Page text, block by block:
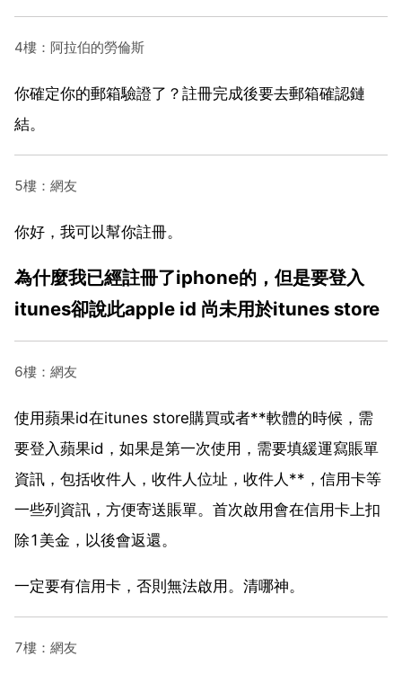
4樓：阿拉伯的勞倫斯
你確定你的郵箱驗證了？註冊完成後要去郵箱確認鏈
結。
5樓：網友
你好，我可以幫你註冊。
為什麼我已經註冊了iphone的，但是要登入
itunes卻說此apple id 尚未用於itunes store
6樓：網友
使用蘋果id在itunes store購買或者**軟體的時候，需
要登入蘋果id，如果是第一次使用，需要填緩運寫賬單
資訊，包括收件人，收件人位址，收件人**，信用卡等
一些列資訊，方便寄送賬單。首次啟用會在信用卡上扣
除1美金，以後會返還。
一定要有信用卡，否則無法啟用。清哪神。
7樓：網友